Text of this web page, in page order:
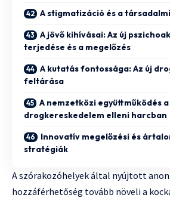
A stigmatizáció és a
A jövő kihívásai: Az új
terjedése és a megelőzés
A kutatás fontossága: Az új
feltárása
A nemzetközi együttműködés a
drogkereskedelem elleni harcban
Innovatív megelőzési és
stratégiák
A szórakozóhelyek által nyújtott
hozzáférhetőség tovább növeli a